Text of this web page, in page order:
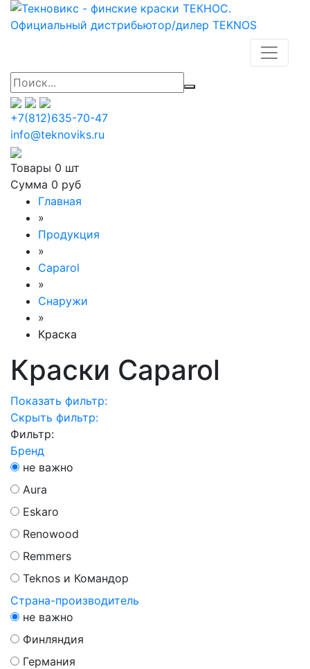
+7(812)635-70-47
info@teknoviks.ru
Товары 0 шт
Сумма 0 руб
Главная
»
Продукция
»
Caparol
»
Снаружи
»
Краска
Краски Caparol
Показать фильтр:
Скрыть фильтр:
Фильтр:
Бренд
не важно
Aura
Eskaro
Renowood
Remmers
Teknos и Командор
Страна-производитель
не важно
Финляндия
Германия